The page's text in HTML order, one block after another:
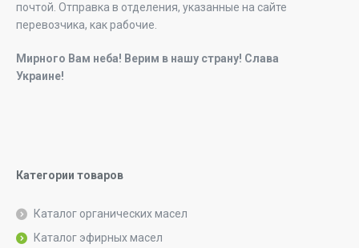
почтой. Отправка в отделения, указанные на сайте
перевозчика, как рабочие.
Мирного Вам неба! Верим в нашу страну! Слава
Украине!
Категории товаров
Каталог органических масел
Каталог эфирных масел